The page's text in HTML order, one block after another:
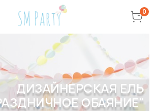
0
ДИЗАЙНЕРСКАЯ ЕЛЬ
ОБАЯНИЕ"